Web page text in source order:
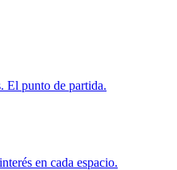
El punto de partida.
en cada espacio.